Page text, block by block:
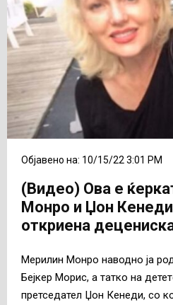
Објавено на: 10/15/22 3:01 PM
(Видео) Ова е
Монро и Џон
откриена децениска
Мерилин Монро наводно ја
Бејкер Морис, а татко на
претседател Џон Кенеди, со